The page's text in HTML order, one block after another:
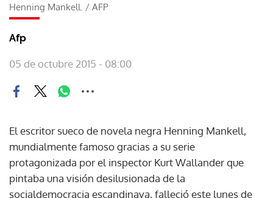
Henning Mankell. / AFP
Afp
05 de octubre 2015 - 08:00
El escritor sueco de novela negra Henning Mankell,
mundialmente famoso gracias a su serie
protagonizada por el inspector Kurt Wallander que
pintaba una visión desilusionada de la
socialdemocracia escandinava, falleció este lunes de